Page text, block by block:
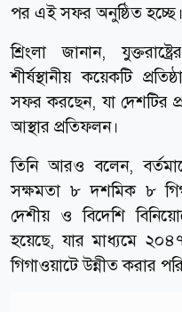
পর এই সফর অনুষ্ঠিত হচ্ছে।
শ্রিংলা জানান,
শীর্ষস্থানীয় কয়েকটি
সফর করছেন, যা দেশটির
আস্থার প্রতিফলন।
তিনি আরও বলেন,
সক্ষমতা ৮ দশমিক ৮
দেশীয় ও বিদেশি
হয়েছে, যার মাধ্যমে
গিগাওয়াটে উন্নীত করার